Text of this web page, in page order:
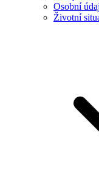
Osobní
Životní